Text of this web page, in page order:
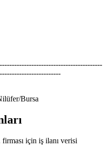
Bursa
firması için iş ilanı verisi